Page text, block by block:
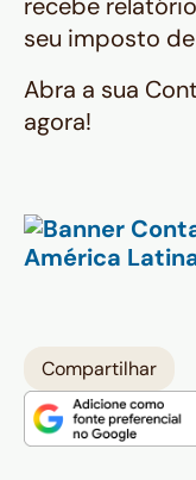
seu imposto
Abra a sua
agora!
Compartilhar